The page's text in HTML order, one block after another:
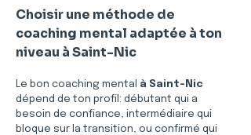
Choisir une méthode de
coaching mental adaptée à ton
niveau à Saint-Nic
Le bon coaching mental à Saint-Nic
dépend de ton profil: débutant qui a
besoin de confiance, intermédiaire qui
bloque sur la transition, ou confirmé qui